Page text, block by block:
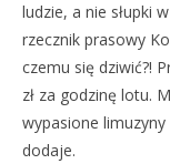
ludzie, a nie słupki
rzecznik prasowy
czemu się dziwić?!
zł za godzinę lotu.
wypasione
dodaje.